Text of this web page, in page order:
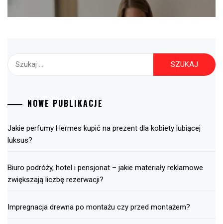
Szukaj:
NOWE PUBLIKACJE
Jakie perfumy Hermes kupić na prezent dla kobiety lubiącej
luksus?
Biuro podróży, hotel i pensjonat – jakie materiały reklamowe
zwiększają liczbę rezerwacji?
Impregnacja drewna po montażu czy przed montażem?